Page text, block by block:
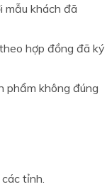
mẫu khách đã
hợp đồng đã ký
phẩm không đúng
tỉnh.